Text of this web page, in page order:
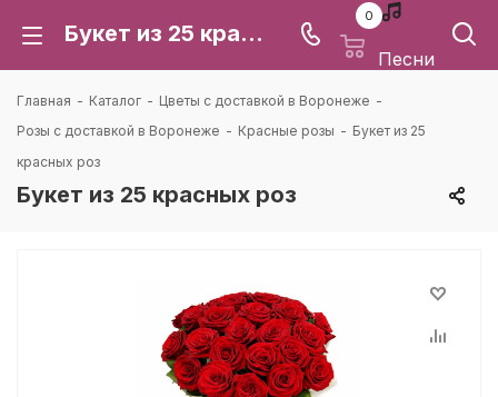
Букет из 25 красных роз: цена и доставка в Воронеже | Каталея
0
Песни
Главная - Каталог - Цветы с доставкой в Воронеже -
Розы с доставкой в Воронеже - Красные розы - Букет из 25
красных роз
Букет из 25 красных роз